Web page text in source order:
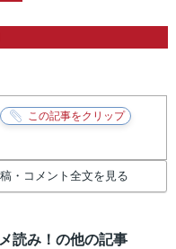
・コメント全文を見る
読み！の他の記事